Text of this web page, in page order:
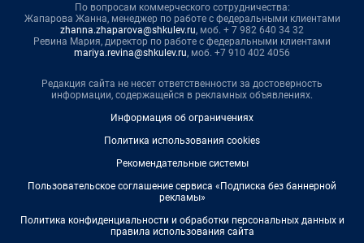
По вопросам коммерческого сотрудничества:
Жапарова Жанна, менеджер по работе с федеральными клиентами
zhanna.zhaparova@shkulev.ru, моб. + 7 982 640 34 32
Ревина Мария, директор по работе с федеральными клиентами
mariya.revina@shkulev.ru, моб. +7 910 402 4056
Редакция сайта не несет ответственности за достоверность
информации, содержащейся в рекламных объявлениях.
Информация об ограничениях
Политика использования cookies
Рекомендательные системы
Пользовательское соглашение сервиса «Подписка без баннерной
рекламы»
Политика конфиденциальности и обработки персональных данных и
правила использования сайта